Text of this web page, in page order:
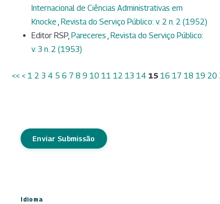
Internacional de Ciências Administrativas em
Knocke , Revista do Serviço Público: v. 2 n. 2 (1952)
Editor RSP, Pareceres , Revista do Serviço Público:
v. 3 n. 2 (1953)
<< < 1 2 3 4 5 6 7 8 9 10 11 12 13 14 15 16 17 18 19 20
Enviar Submissão
Idioma